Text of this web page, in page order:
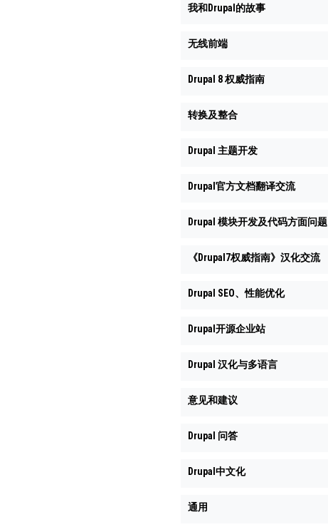
我和Drupal的故事
无线前端
Drupal 8 权威指南
转换及整合
Drupal 主题开发
Drupal官方文档翻译交流
Drupal 模块开发及代码方面问题
《Drupal7权威指南》汉化交流
Drupal SEO、性能优化
Drupal开源企业站
Drupal 汉化与多语言
意见和建议
Drupal 问答
Drupal中文化
通用